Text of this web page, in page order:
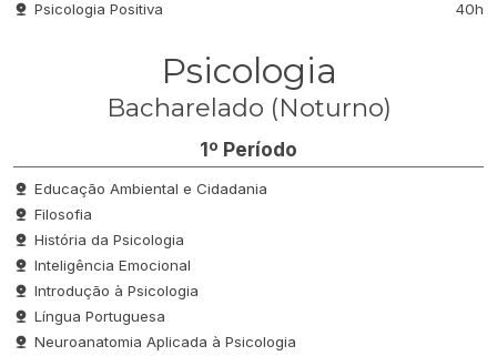
Psicologia Positiva 40h
Psicologia
Bacharelado (Noturno)
1º Período
Educação Ambiental e Cidadania
Filosofia
História da Psicologia
Inteligência Emocional
Introdução à Psicologia
Língua Portuguesa
Neuroanatomia Aplicada à Psicologia